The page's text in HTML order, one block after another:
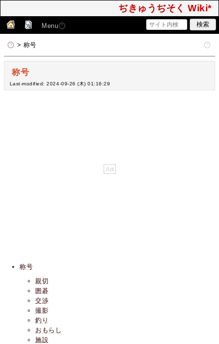
ぢきゅうぢそく Wiki*
Menu
> 称号
称号
Last-modified: 2024-09-26 (木) 01:16:29
称号
親切
囲碁
交渉
撮影
釣り
おもらし
施設